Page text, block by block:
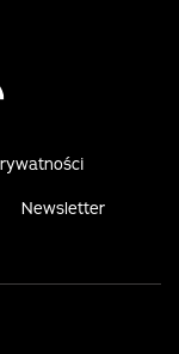
us on Rss
Newsletter